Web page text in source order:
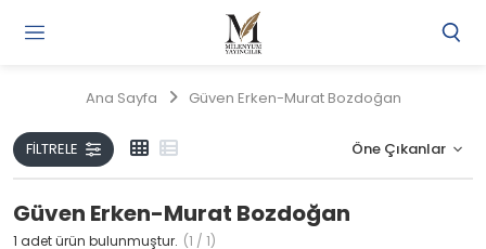
Ana Sayfa Güven Erken-Murat Bozdoğan
FILTRELE
Güven Erken-Murat Bozdoğan
1 adet ürün bulunmuştur. (1 / 1)